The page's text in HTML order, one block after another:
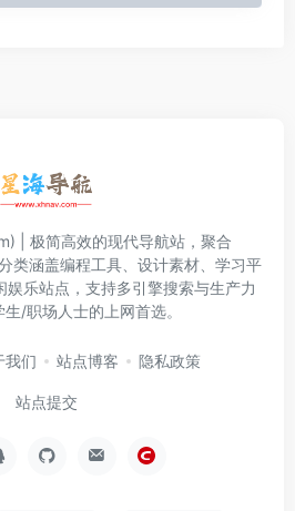
| 极简高效的现代导航站，聚合
类涵盖编程工具、设计素材、学习平
娱乐站点，支持多引擎搜索与生产力
/职场人士的上网首选。
我们 站点博客 隐私政策
站点提交